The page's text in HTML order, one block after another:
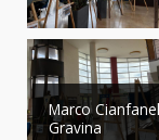
Marco
Gravina